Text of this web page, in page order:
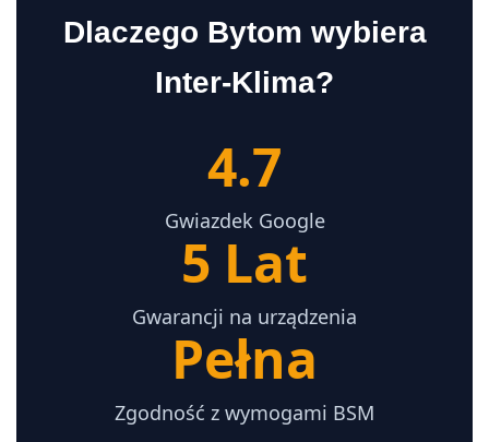
📅 Darmowa Wycena
Dlaczego Bytom wybiera
Inter-Klima?
4.7
Gwiazdek Google
5 Lat
Gwarancji na urządzenia
Pełna
Zgodność z wymogami BSM